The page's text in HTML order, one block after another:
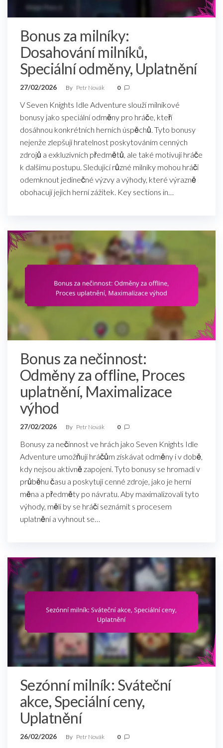
Bonus za milníky:
Dosahování milníků,
Speciální odměny, Uplatnění
27/02/2026 By Petr Novák 0
V Seven Knights Idle Adventure slouží milníkové
bonusy jako speciální odměny pro hráče, kteří
dosáhnou konkrétních herních úspěchů. Tyto bonusy
nejenže zlepšují hratelnost poskytováním cenných
zdrojů a exkluzivních předmětů, ale také motivují hráče
k dalšímu postupu. Sledující různé milníky mohou hráči
odemknout jedinečné výzvy a výhody, které výrazně
obohacují jejich herní zážitek. Key sections in…
Bonus za nečinnost:
Odměny za offline, Proces
uplatnění, Maximalizace
výhod
27/02/2026 By Petr Novák 0
Bonusy za nečinnost ve hrách jako Seven Knights Idle
Adventure umožňují hráčům získávat odměny i v době,
kdy nejsou aktivně zapojeni. Tyto bonusy se hromadí v
průběhu času a poskytují cenné zdroje, jako je herní
měna a předměty po návratu. Aby maximalizovali tyto
výhody, měli by se hráči seznámit s procesem
uplatnění a vyhnout se…
Sezónní milník: Sváteční
akce, Speciální ceny,
Uplatnění
26/02/2026 By Petr Novák 0